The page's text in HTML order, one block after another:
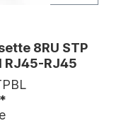
8RU STP
RJ45-RJ45